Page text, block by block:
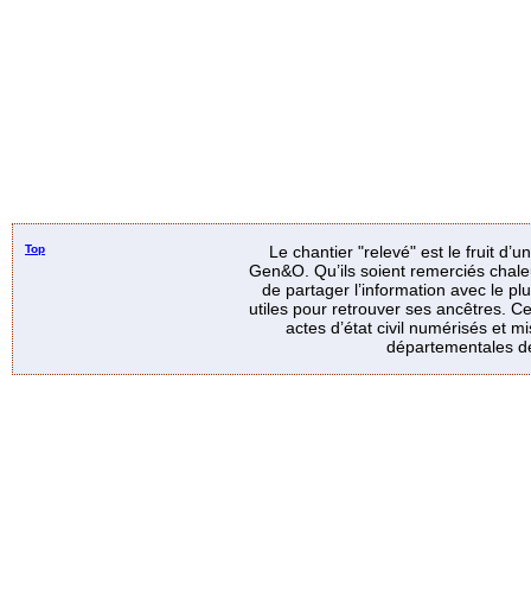
Top
Le chantier "relevé" est le fruit
Gen&O. Qu’ils soient remerciés
de partager l’information avec le
utiles pour retrouver ses ancêtres.
actes d’état civil numérisés et
départementales